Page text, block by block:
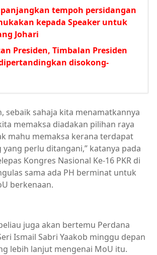
tempoh persidangan
kepada Speaker untuk
Johari
Presiden, Timbalan Presiden
disokong-
sebaik sahaja kita menamatkannya
memaksa diadakan pilihan raya
mahu memaksa kerana terdapat
perlu ditangani,” katanya pada
Kongres Nasional Ke-16 PKR di
sama ada PH berminat untuk
berkenaan.
juga akan bertemu Perdana
Ismail Sabri Yaakob minggu depan
lebih lanjut mengenai MoU itu.